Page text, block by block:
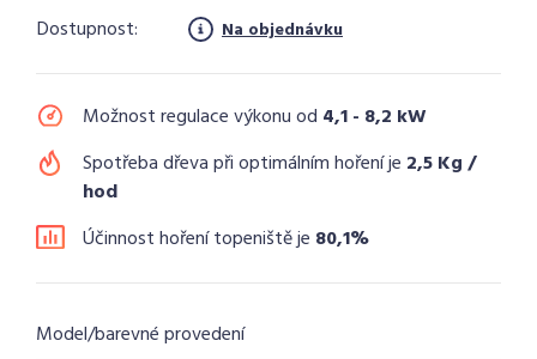
Dostupnost:
Na objednávku
Možnost regulace výkonu od 4,1 - 8,2 kW
Spotřeba dřeva při optimálním hoření je 2,5 Kg /
hod
Účinnost hoření topeniště je 80,1%
Model/barevné provedení